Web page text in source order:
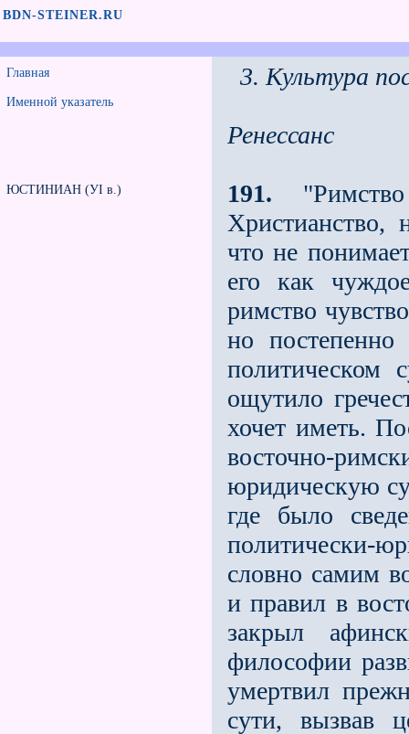
BDN-STEINER.RU
Главная
Именной указатель
ЮСТИНИАН (УI в.)
3. Культура
Ренессанс
191.
Христианство,
что не
его как
римство
но
политическом
ощутило
хочет иметь.
восточно-
юридическую
где было
политически-
словно самим
и правил в
закрыл
философии
умертвил
сути, вызвав